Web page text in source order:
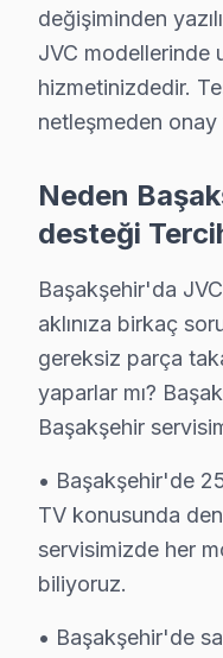
S: Başakşehir'de
C: Başakşehir
Başakşehir'de
Telefon: 0850 811
• Başakşehir'de
• Başakşehir
Başakşehir'de
Başakşehir Şehir
Teknisyen size
Başakşehir JVC
Başakşehir
Başakşehir'deki
Başakşehir bu
değişiminden
JVC modellerinde
hizmetinizdedir.
netleşmeden onay
Neden
desteği
Başakşehir'da
aklınıza birkaç
gereksiz parça
yaparlar mı?
Başakşehir
• Başakşehir'de
TV konusunda
servisimizde her
biliyoruz.
• Başakşehir'de